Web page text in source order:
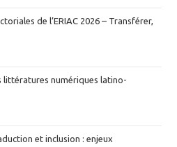
de l’ERIAC 2026 – Transférer,
littératures numériques latino-
et inclusion : enjeux